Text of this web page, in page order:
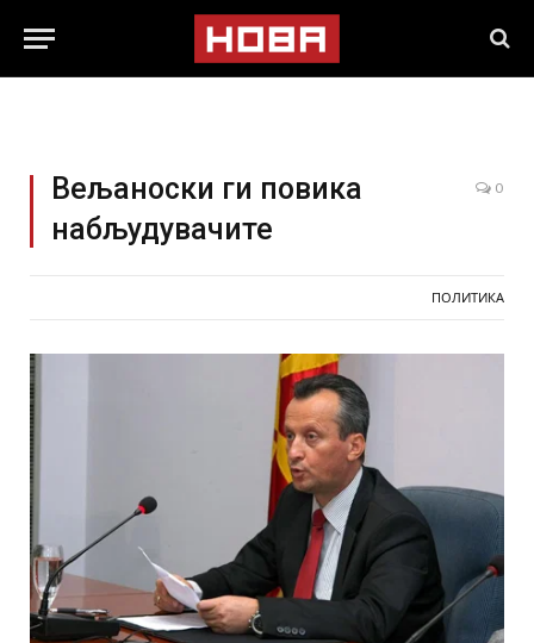
Вељаноски ги повика
набљудувачите
0
ПОЛИТИКА